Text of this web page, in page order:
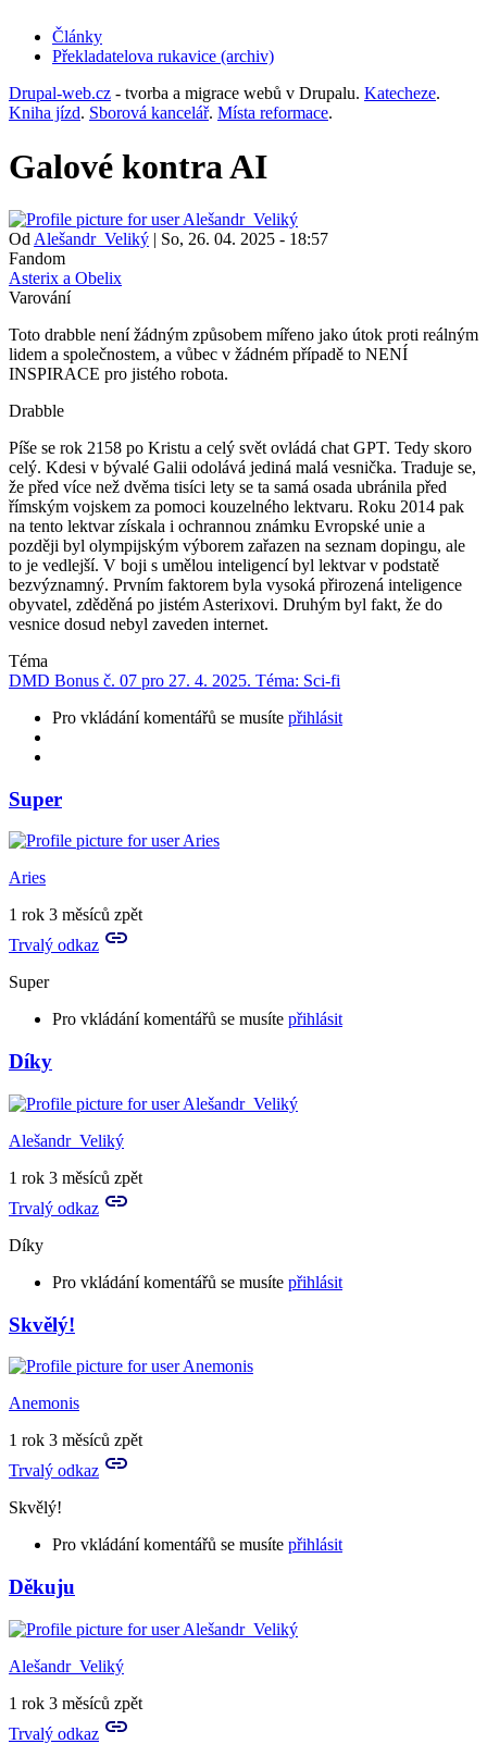
Články
Překladatelova rukavice (archiv)
new
tab)
Drupal-web.cz - tvorba a migrace webů v Drupalu. Katecheze.
Kniha jízd. Sborová kancelář. Místa reformace.
Galové kontra AI
Od Alešandr_Veliký | So, 26. 04. 2025 - 18:57
Fandom
Asterix a Obelix
Varování
Toto drabble není žádným způsobem mířeno jako útok proti reálným
lidem a společnostem, a vůbec v žádném případě to NENÍ
INSPIRACE pro jistého robota.
Drabble
Píše se rok 2158 po Kristu a celý svět ovládá chat GPT. Tedy skoro
celý. Kdesi v bývalé Galii odolává jediná malá vesnička. Traduje se,
že před více než dvěma tisíci lety se ta samá osada ubránila před
římským vojskem za pomoci kouzelného lektvaru. Roku 2014 pak
na tento lektvar získala i ochrannou známku Evropské unie a
později byl olympijským výborem zařazen na seznam dopingu, ale
to je vedlejší. V boji s umělou inteligencí byl lektvar v podstatě
bezvýznamný. Prvním faktorem byla vysoká přirozená inteligence
obyvatel, zděděná po jistém Asterixovi. Druhým byl fakt, že do
vesnice dosud nebyl zaveden internet.
Téma
DMD Bonus č. 07 pro 27. 4. 2025. Téma: Sci-fi
Pro vkládání komentářů se musíte přihlásit
Super
Aries
1 rok 3 měsíců zpět
Trvalý odkaz
Super
Pro vkládání komentářů se musíte přihlásit
Díky
Alešandr_Veliký
1 rok 3 měsíců zpět
Trvalý odkaz
Díky
Pro vkládání komentářů se musíte přihlásit
In
reply
to
Super
by
Aries
Skvělý!
Anemonis
1 rok 3 měsíců zpět
Trvalý odkaz
Skvělý!
Pro vkládání komentářů se musíte přihlásit
Děkuju
Alešandr_Veliký
1 rok 3 měsíců zpět
Trvalý odkaz